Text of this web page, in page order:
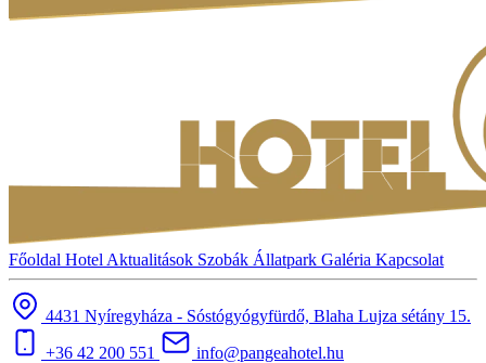
Főoldal Hotel Aktualitások Szobák Állatpark Galéria Kapcsolat
4431 Nyíregyháza - Sóstógyógyfürdő, Blaha Lujza sétány 15.
+36 42 200 551
info@pangeahotel.hu